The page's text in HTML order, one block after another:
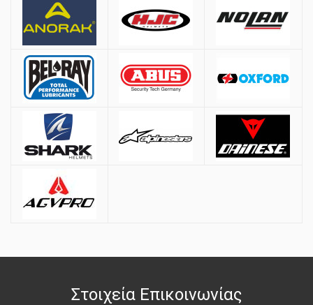
Στοιχεία Επικοινωνίας